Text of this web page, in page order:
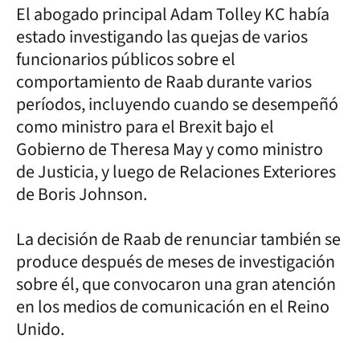
El abogado principal Adam Tolley KC había
estado investigando las quejas de varios
funcionarios públicos sobre el
comportamiento de Raab durante varios
períodos, incluyendo cuando se desempeñó
como ministro para el Brexit bajo el
Gobierno de Theresa May y como ministro
de Justicia, y luego de Relaciones Exteriores
de Boris Johnson.
La decisión de Raab de renunciar también se
produce después de meses de investigación
sobre él, que convocaron una gran atención
en los medios de comunicación en el Reino
Unido.